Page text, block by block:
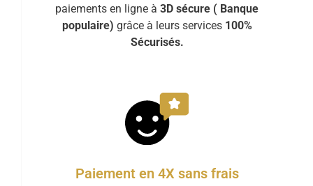
paiements en ligne à 3D sécure ( Banque
populaire) grâce à leurs services 100%
Sécurisés.
Paiement en 4X sans frais